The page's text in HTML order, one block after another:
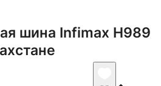
шина Infimax H989